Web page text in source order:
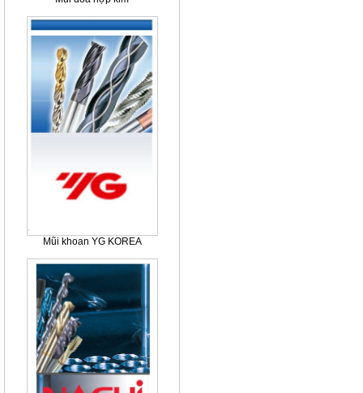
Mũi khoan YG KOREA